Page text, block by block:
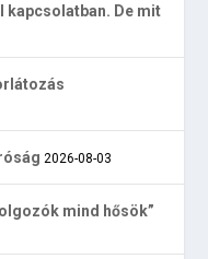
kapcsolatban. De mit
2026-08-03
mind hősök”